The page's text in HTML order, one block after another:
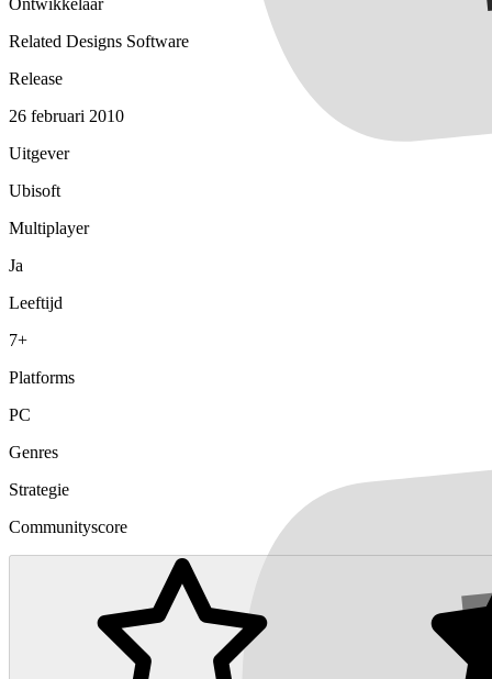
Related Designs Software
Release
26 februari 2010
Uitgever
Ubisoft
Multiplayer
Ja
Leeftijd
7+
Platforms
PC
Genres
Strategie
Communityscore